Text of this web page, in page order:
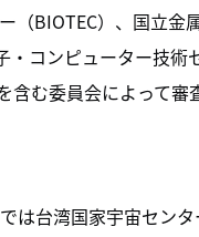
（BIOTEC）、国立金
・コンピューター技術
含む委員会によって審
は台湾国家宇宙セン